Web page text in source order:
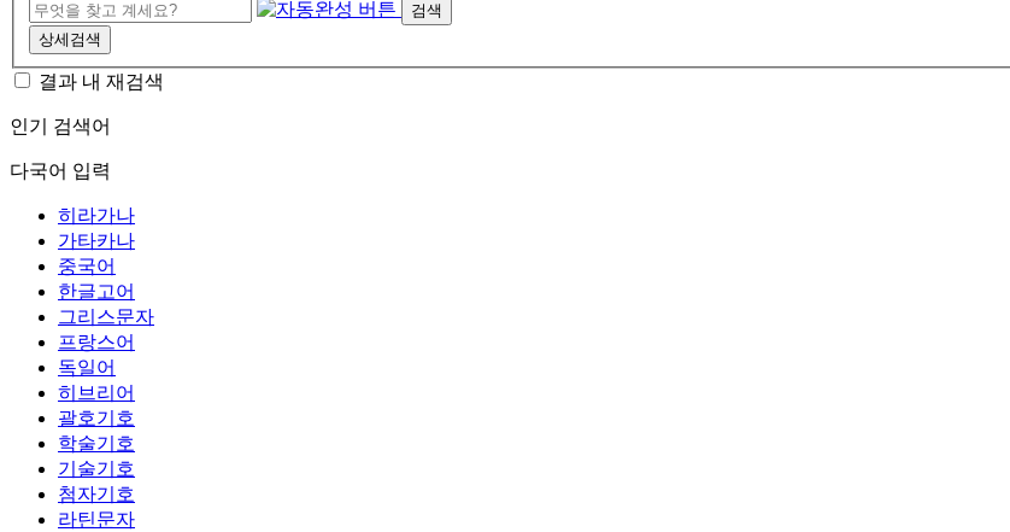
검색
상세검색
결과 내 재검색
인기 검색어
다국어 입력
히라가나
가타카나
중국어
한글고어
그리스문자
프랑스어
독일어
히브리어
괄호기호
학술기호
기술기호
첨자기호
라틴문자